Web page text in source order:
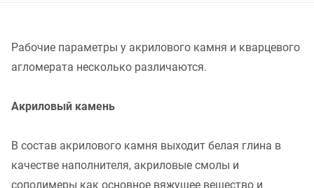
Рабочие параметры у акрилового камня и кварцевого
агломерата несколько различаются.
Акриловый камень
В состав акрилового камня выходит белая глина в
качестве наполнителя, акриловые смолы и
сополимеры как основное вяжущее вещество и